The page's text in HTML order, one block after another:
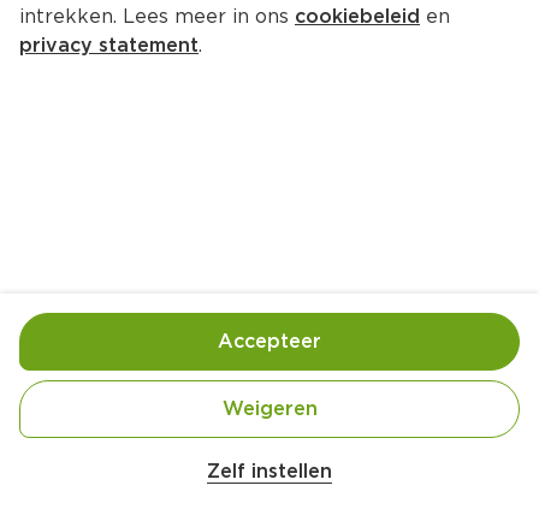
Ingrediënten Bereiding
1 citroen
intrekken. Lees meer in ons cookiebeleid en
privacy statement.
Zelf instellen
Weigeren
Accepteer